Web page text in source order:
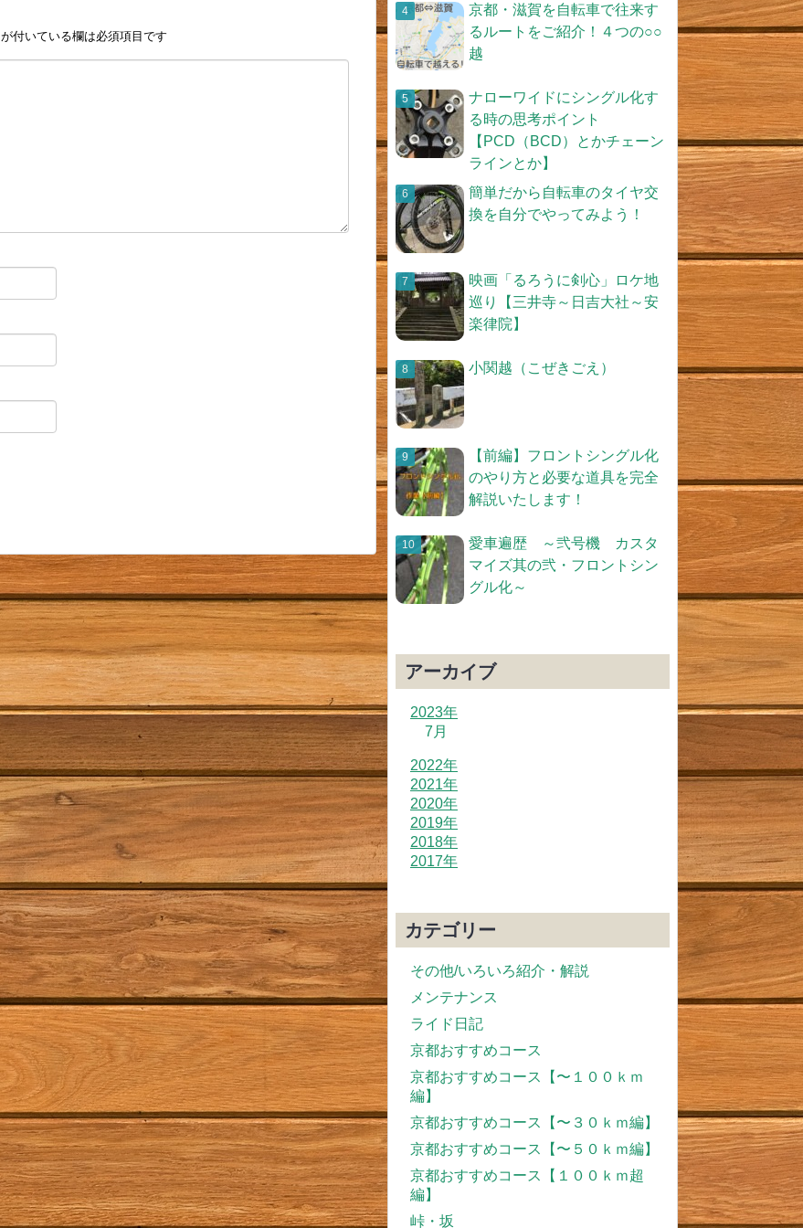
が付いている欄は必須項目です
京都・滋賀を自転車で往来す
るルートをご紹介！４つの○○
越
ナローワイドにシングル化す
る時の思考ポイント
【PCD（BCD）とかチェーン
ラインとか】
簡単だから自転車のタイヤ交
換を自分でやってみよう！
映画「るろうに剣心」ロケ地
巡り【三井寺～日吉大社～安
楽律院】
小関越（こぜきごえ）
【前編】フロントシングル化
のやり方と必要な道具を完全
解説いたします！
愛車遍歴 ～弐号機 カスタ
マイズ其の弐・フロントシン
グル化～
アーカイブ
2023年
7月
2022年
2021年
2020年
2019年
2018年
2017年
カテゴリー
その他/いろいろ紹介・解説
メンテナンス
ライド日記
京都おすすめコース
京都おすすめコース【〜１００ｋｍ
編】
京都おすすめコース【〜３０ｋｍ編】
京都おすすめコース【〜５０ｋｍ編】
京都おすすめコース【１００ｋｍ超
編】
峠・坂